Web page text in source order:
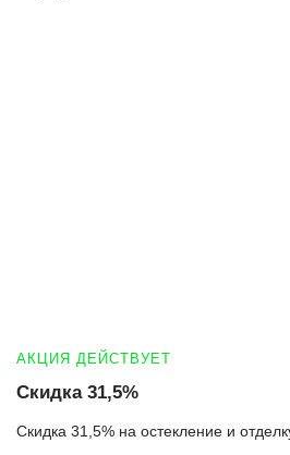
АКЦИЯ ДЕЙСТВУЕТ
Скидка 31,5%
Скидка 31,5% на остекление и